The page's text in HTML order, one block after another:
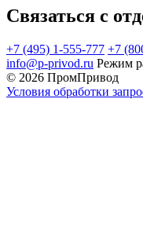
Связаться с
+7 (495) 1-555-777 +7
info@p-privod.ru Режим
© 2026 ПромПривод
Условия обработки